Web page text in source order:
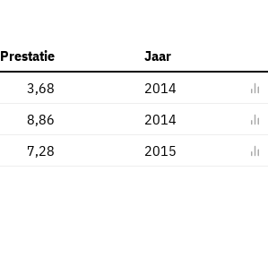
Prestatie Jaar
3,68 2014
8,86 2014
7,28 2015